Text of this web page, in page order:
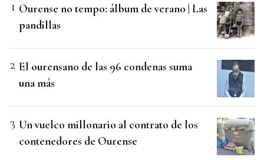
Ourense no tempo: álbum de verano | Las
pandillas
El ourensano de las 96 condenas suma
una más
Un vuelco millonario al contrato de los
contenedores de Ourense